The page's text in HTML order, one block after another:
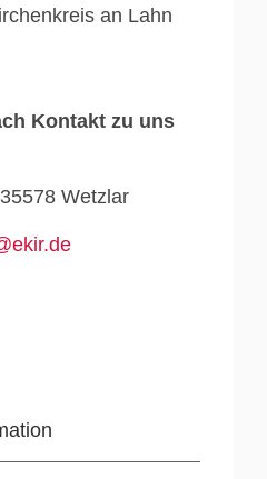
Kontakt zu uns
Wetzlar